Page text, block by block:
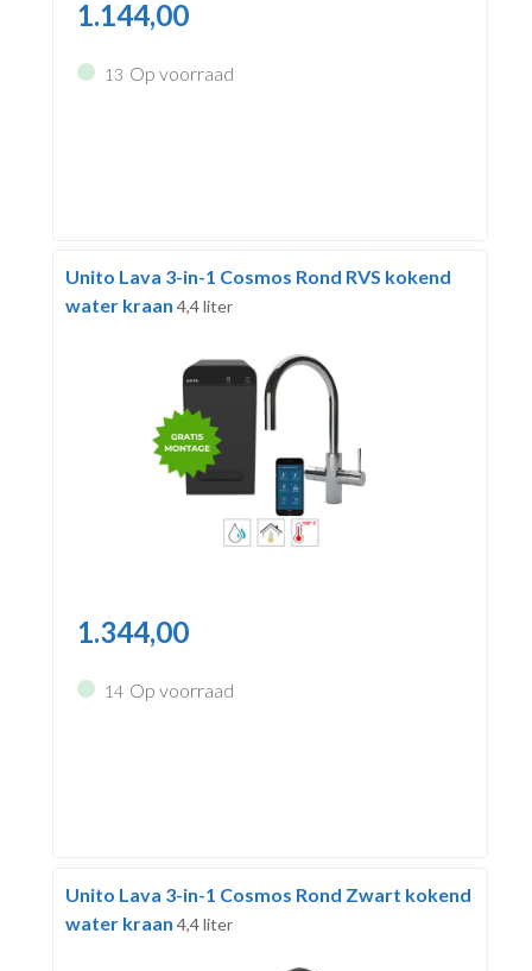
1.144,00
13 Op voorraad
Unito Lava 3-in-1 Cosmos Rond RVS kokend
water kraan 4,4 liter
1.344,00
14 Op voorraad
Unito Lava 3-in-1 Cosmos Rond Zwart kokend
water kraan 4,4 liter